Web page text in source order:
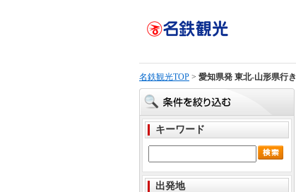
名鉄観光TOP > 愛知県発 東北-山形県行
キーワード
出発地